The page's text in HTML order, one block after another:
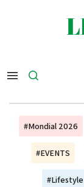
#Mondial 2026
#EVENTS
#Lifestyle